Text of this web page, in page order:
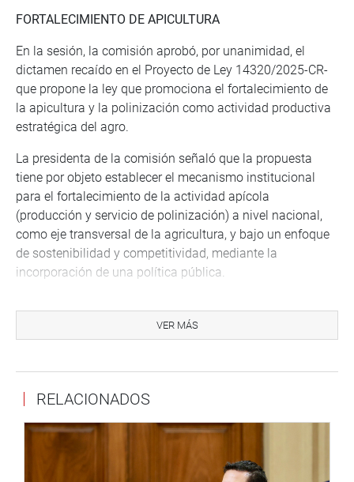
FORTALECIMIENTO DE APICULTURA
En la sesión, la comisión aprobó, por unanimidad, el
dictamen recaído en el Proyecto de Ley 14320/2025-CR-
que propone la ley que promociona el fortalecimiento de
la apicultura y la polinización como actividad productiva
estratégica del agro.
La presidenta de la comisión señaló que la propuesta
tiene por objeto establecer el mecanismo institucional
para el fortalecimiento de la actividad apícola
(producción y servicio de polinización) a nivel nacional,
como eje transversal de la agricultura, y bajo un enfoque
de sostenibilidad y competitividad, mediante la
incorporación de una política pública.
(Bloque Democrático Popular), dio a conocer su acuerdo
con la propuesta de ley, toda vez que esta sería muy
apícolas que se vienen incrementando en producción y
genera al mismo tiempo actividades económicas. Se
VER MÁS
RELACIONADOS